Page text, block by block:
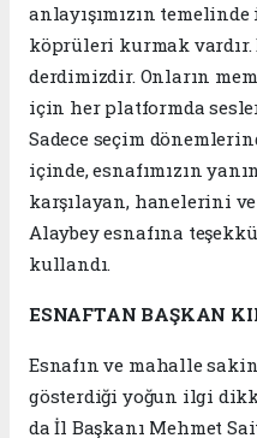
anlayışımızın
köprüleri kurmak vardır.
derdimizdir. Onların
için her platformda
Sadece seçim
içinde, esnafımızın
karşılayan, hanelerini
Alaybey esnafına
kullandı.
ESNAFTAN BAŞKAN
Esnafın ve mahalle
gösterdiği yoğun ilgi
da İl Başkanı Mehmet